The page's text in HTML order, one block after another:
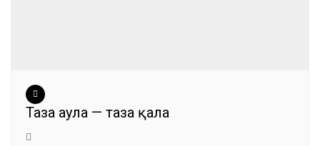
Таза аула — таза қала